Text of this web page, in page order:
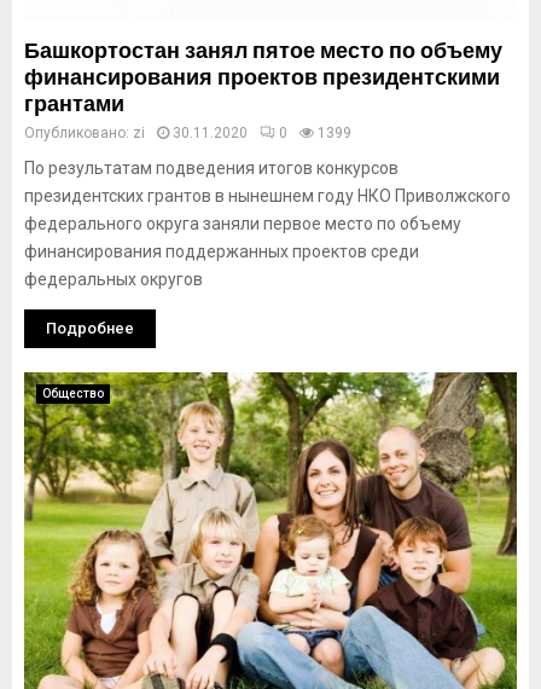
Башкортостан занял пятое место по объему
финансирования проектов президентскими
грантами
Опубликовано: zi 30.11.2020 0 1399
По результатам подведения итогов конкурсов
президентских грантов в нынешнем году НКО Приволжского
федерального округа заняли первое место по объему
финансирования поддержанных проектов среди
федеральных округов
Подробнее
Общество